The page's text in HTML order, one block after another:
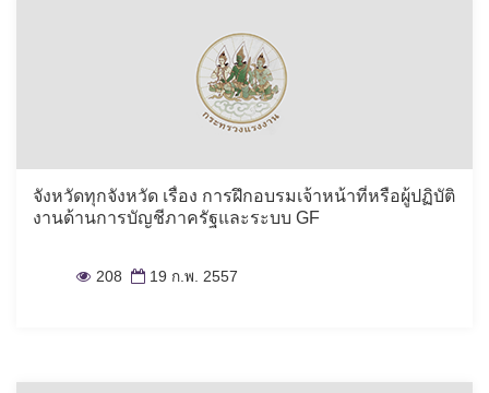
จังหวัดทุกจังหวัด เรื่อง การฝึกอบรมเจ้าหน้าที่หรือผู้ปฏิบัติ
งานด้านการบัญชีภาครัฐและระบบ GF
208 19 ก.พ. 2557